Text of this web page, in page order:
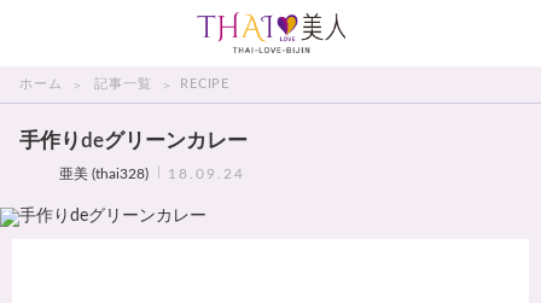
ホーム 記事一覧 RECIPE
手作りdeグリーンカレー
亜美 (thai328) 18.09.24